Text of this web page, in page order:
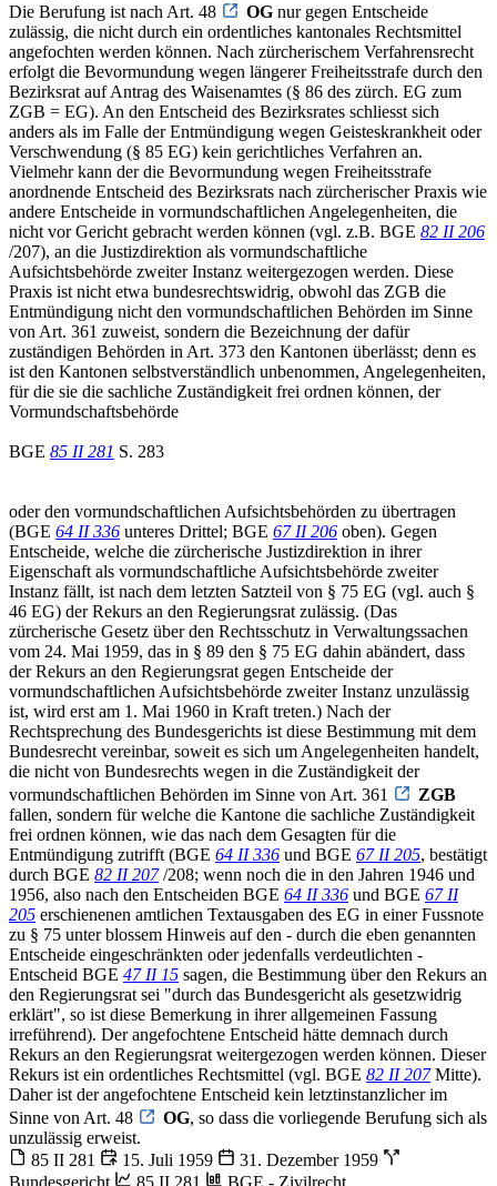
Die Berufung ist nach Art. 48
OG nur gegen Entscheide
zulässig, die nicht durch ein ordentliches kantonales Rechtsmittel
angefochten werden können. Nach zürcherischem Verfahrensrecht
erfolgt die Bevormundung wegen längerer Freiheitsstrafe durch den
Bezirksrat auf Antrag des Waisenamtes (§ 86 des zürch. EG zum
ZGB = EG). An den Entscheid des Bezirksrates schliesst sich
anders als im Falle der Entmündigung wegen Geisteskrankheit oder
Verschwendung (§ 85 EG) kein gerichtliches Verfahren an.
Vielmehr kann der die Bevormundung wegen Freiheitsstrafe
anordnende Entscheid des Bezirksrats nach zürcherischer Praxis wie
andere Entscheide in vormundschaftlichen Angelegenheiten, die
nicht vor Gericht gebracht werden können (vgl. z.B. BGE 82 II 206
/207), an die Justizdirektion als vormundschaftliche
Aufsichtsbehörde zweiter Instanz weitergezogen werden. Diese
Praxis ist nicht etwa bundesrechtswidrig, obwohl das ZGB die
Entmündigung nicht den vormundschaftlichen Behörden im Sinne
von Art. 361 zuweist, sondern die Bezeichnung der dafür
zuständigen Behörden in Art. 373 den Kantonen überlässt; denn es
ist den Kantonen selbstverständlich unbenommen, Angelegenheiten,
für die sie die sachliche Zuständigkeit frei ordnen können, der
Vormundschaftsbehörde
BGE 85 II 281 S. 283
oder den vormundschaftlichen Aufsichtsbehörden zu übertragen
(BGE 64 II 336 unteres Drittel; BGE 67 II 206 oben). Gegen
Entscheide, welche die zürcherische Justizdirektion in ihrer
Eigenschaft als vormundschaftliche Aufsichtsbehörde zweiter
Instanz fällt, ist nach dem letzten Satzteil von § 75 EG (vgl. auch §
46 EG) der Rekurs an den Regierungsrat zulässig. (Das
zürcherische Gesetz über den Rechtsschutz in Verwaltungssachen
vom 24. Mai 1959, das in § 89 den § 75 EG dahin abändert, dass
der Rekurs an den Regierungsrat gegen Entscheide der
vormundschaftlichen Aufsichtsbehörde zweiter Instanz unzulässig
ist, wird erst am 1. Mai 1960 in Kraft treten.) Nach der
Rechtsprechung des Bundesgerichts ist diese Bestimmung mit dem
Bundesrecht vereinbar, soweit es sich um Angelegenheiten handelt,
die nicht von Bundesrechts wegen in die Zuständigkeit der
vormundschaftlichen Behörden im Sinne von Art. 361
ZGB
fallen, sondern für welche die Kantone die sachliche Zuständigkeit
frei ordnen können, wie das nach dem Gesagten für die
Entmündigung zutrifft (BGE 64 II 336 und BGE 67 II 205, bestätigt
durch BGE 82 II 207/208; wenn noch die in den Jahren 1946 und
1956, also nach den Entscheiden BGE 64 II 336 und BGE 67 II
205 erschienenen amtlichen Textausgaben des EG in einer Fussnote
zu § 75 unter blossem Hinweis auf den - durch die eben genannten
Entscheide eingeschränkten oder jedenfalls verdeutlichten -
Entscheid BGE 47 II 15 sagen, die Bestimmung über den Rekurs an
den Regierungsrat sei "durch das Bundesgericht als gesetzwidrig
erklärt", so ist diese Bemerkung in ihrer allgemeinen Fassung
irreführend). Der angefochtene Entscheid hätte demnach durch
Rekurs an den Regierungsrat weitergezogen werden können. Dieser
Rekurs ist ein ordentliches Rechtsmittel (vgl. BGE 82 II 207Mitte).
Daher ist der angefochtene Entscheid kein letztinstanzlicher im
Sinne von Art. 48
OG, so dass die vorliegende Berufung sich als
unzulässig erweist.
85 II 281
15. Juli 1959
31. Dezember 1959
Bundesgericht
85 II 281 BGE - Zivilrecht